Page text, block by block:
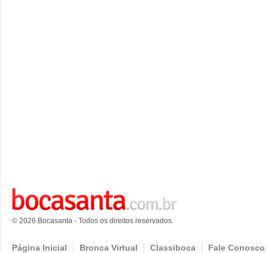
© 2026 Bocasanta - Todos os direitos reservados.
Página Inicial Bronca Virtual Classiboca Fale Conosco